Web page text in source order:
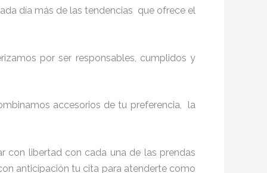
día más de las tendencias que ofrece el
por ser responsables, cumplidos y
accesorios de tu preferencia, la
con libertad con cada una de las prendas
anticipación tu cita para atenderte como